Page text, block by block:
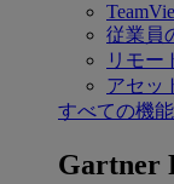
従業員
リモー
アセッ
すべての機
Gartner